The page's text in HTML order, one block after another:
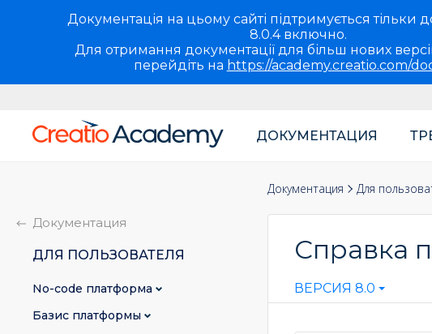
Документація на цьому сайті підтримується тільки
8.0.4 включно.
Для отримання документації для більш нових
перейдіть на https://academy.creatio.com/
Основная
ДОКУМЕНТАЦИЯ
Документация Для
Справка
ВЕРСИЯ 8.0
Документация
ДЛЯ ПОЛЬЗОВАТЕЛЯ
No-сode платформа
Базис платформы